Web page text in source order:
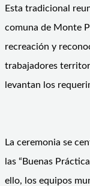
Esta tradicional
comuna de Monte
recreación y
trabajadores
levantan los
La ceremonia se
las “Buenas
ello, los equipos